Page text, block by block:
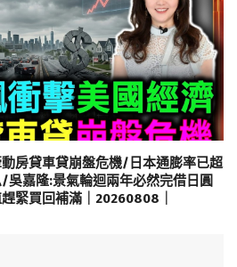
房貸車貸崩盤危機/日本通膨率已超
吳嘉隆:景氣輪迴兩年必然完借日圓
緊買回補滿｜20260808｜